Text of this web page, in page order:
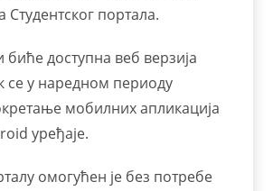
Студентског портала.
биће доступна веб верзија
се у наредном периоду
мобилних апликација
уређаје.
омогућен је без потребе